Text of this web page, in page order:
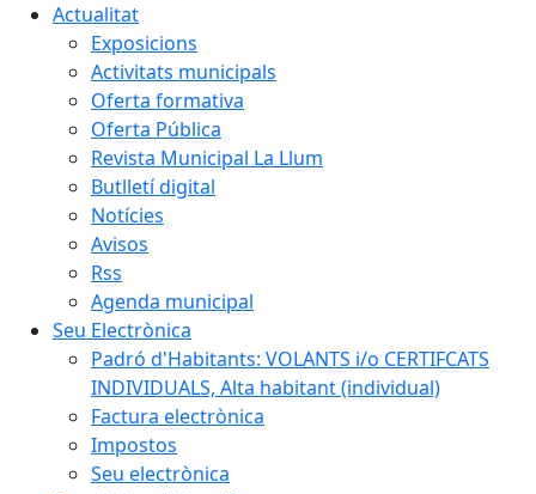
Actualitat
Exposicions
Activitats municipals
Oferta formativa
Oferta Pública
Revista Municipal La Llum
Butlletí digital
Notícies
Avisos
Rss
Agenda municipal
Seu Electrònica
Padró d'Habitants: VOLANTS i/o CERTIFCATS
INDIVIDUALS, Alta habitant (individual)
Factura electrònica
Impostos
Seu electrònica